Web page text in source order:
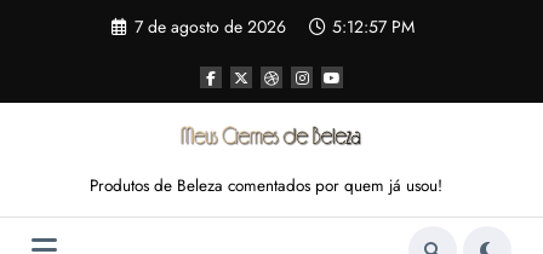
7 de agosto de 2026 5:12:58 PM
Produtos de Beleza comentados por quem já usou!